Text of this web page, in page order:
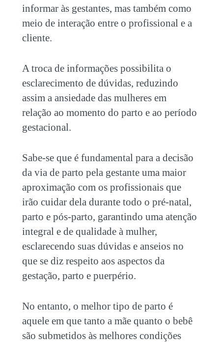
informar às gestantes, mas também como
meio de interação entre o profissional e a
cliente.
A troca de informações possibilita o
esclarecimento de dúvidas, reduzindo
assim a ansiedade das mulheres em
relação ao momento do parto e ao período
gestacional.
Sabe-se que é fundamental para a decisão
da via de parto pela gestante uma maior
aproximação com os profissionais que
irão cuidar dela durante todo o pré-natal,
parto e pós-parto, garantindo uma atenção
integral e de qualidade à mulher,
esclarecendo suas dúvidas e anseios no
que se diz respeito aos aspectos da
gestação, parto e puerpério.
No entanto, o melhor tipo de parto é
aquele em que tanto a mãe quanto o bebê
são submetidos às melhores condições